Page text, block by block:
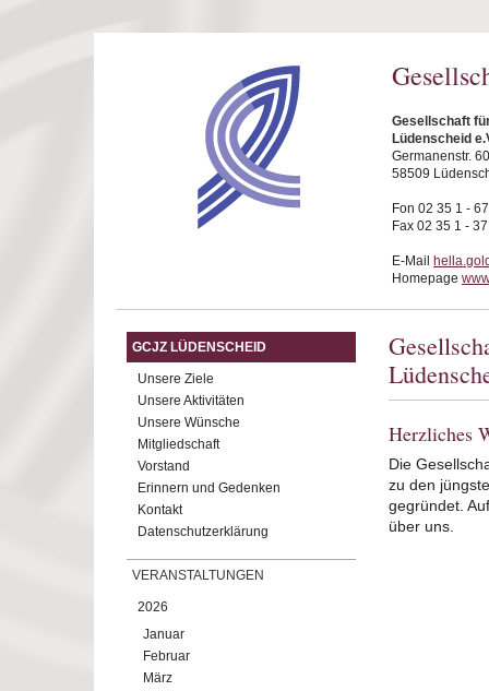
Gesellschaft
Lüdenscheid
Germanenstr. 60
58509
Fon 02 35 1 -
Fax 02 35 1 -
E-Mail
Homepage
GCJZ LÜDENSCHEID
Unsere Ziele
Unsere Aktivitäten
Unsere Wünsche
Mitgliedschaft
Vorstand
Erinnern und Gedenken
Kontakt
Datenschutzerklärung
VERANSTALTUNGEN
2026
Januar
Februar
März
Herzliches
Die
zu den
gegründet.
über uns.